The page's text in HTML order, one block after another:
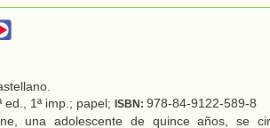
1ª imp.; papel; ISBN: 978-84-9122-589-8
una adolescente de quince años, se